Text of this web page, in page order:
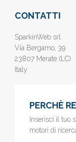
CONTATTI
SparkinWeb srl
Via Bergamo, 39
23807 Merate (LC)
Italy
PERCHÈ
Inserisci il tuo
motori di